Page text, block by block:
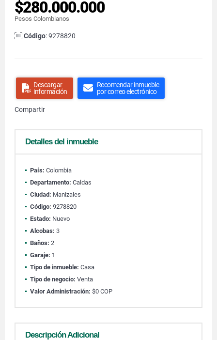
$280.000.000
Pesos Colombianos
Código: 9278820
Descargar
información
Recomendar inmueble
por correo electrónico
Compartir
Detalles del inmueble
País: Colombia
Departamento: Caldas
Ciudad: Manizales
Código: 9278820
Estado: Nuevo
Alcobas: 3
Baños: 2
Garaje: 1
Tipo de inmueble: Casa
Tipo de negocio: Venta
Valor Administración: $0 COP
Descripción Adicional